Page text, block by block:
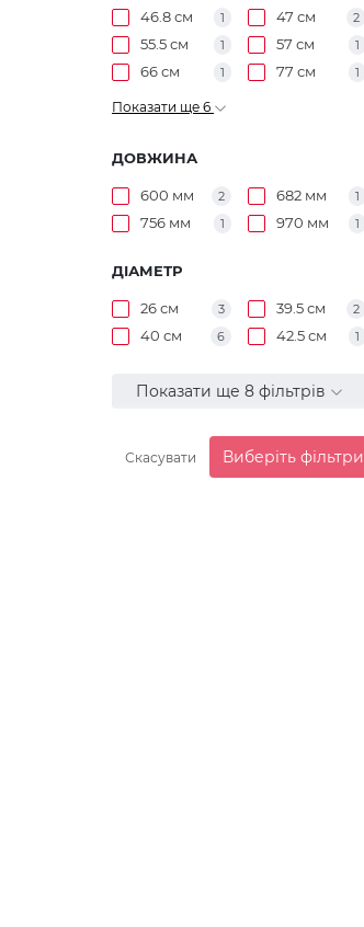
46.8 см 1 47 см 2
55.5 см 1 57 см 1
66 см 1 77 см 1
Показати ще 6
ДОВЖИНА
600 мм 2 682 мм 1
756 мм 1 970 мм 1
ДІАМЕТР
26 см 3 39.5 см 2
40 см 6 42.5 см 1
Показати ще 8 фільтрів
Скасувати Виберіть фільтри